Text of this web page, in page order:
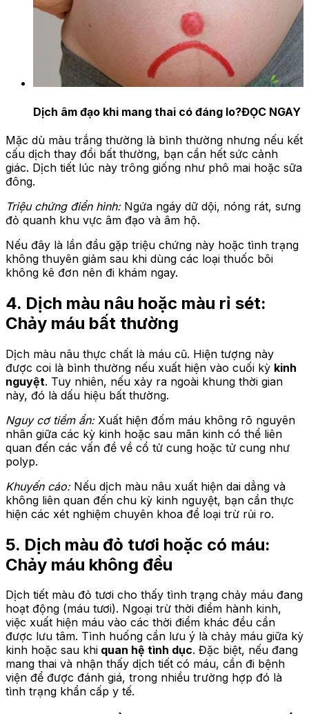
Dịch âm đạo khi mang thai có đáng lo?ĐỌC NGAY
Mặc dù màu trắng thường là bình thường nhưng nếu kết
cấu dịch thay đổi bất thường, bạn cần hết sức cảnh
giác. Dịch tiết lúc này trông giống như phô mai hoặc sữa
đông.
Triệu chứng điển hình:Ngứa ngáy dữ dội, nóng rát, sưng
đỏ quanh khu vực âm đạo và âm hộ.
Nếu đây là lần đầu gặp triệu chứng này hoặc tình trạng
không thuyên giảm sau khi dùng các loại thuốc bôi
không kê đơn nên đi khám ngay.
4. Dịch màu nâu hoặc màu rỉ sét:
Chảy máu bất thường
Dịch màu nâu thực chất là máu cũ. Hiện tượng này
được coi là bình thường nếu xuất hiện vào cuối kỳ kinh
nguyệt. Tuy nhiên, nếu xảy ra ngoài khung thời gian
này, đó là dấu hiệu bất thường.
Nguy cơ tiềm ẩn: Xuất hiện đốm máu không rõ nguyên
nhân giữa các kỳ kinh hoặc sau mãn kinh có thể liên
quan đến các vấn đề về cổ tử cung hoặc tử cung như
polyp.
Khuyến cáo: Nếu dịch màu nâu xuất hiện dai dẳng và
không liên quan đến chu kỳ kinh nguyệt, bạn cần thực
hiện các xét nghiệm chuyên khoa để loại trừ rủi ro.
5. Dịch màu đỏ tươi hoặc có máu:
Chảy máu không đều
Dịch tiết màu đỏ tươi cho thấy tình trạng chảy máu đang
hoạt động (máu tươi). Ngoại trừ thời điểm hành kinh,
việc xuất hiện máu vào các thời điểm khác đều cần
được lưu tâm. Tình huống cần lưu ý là chảy máu giữa kỳ
kinh hoặc sau khi quan hệ tình dục. Đặc biệt, nếu đang
mang thai và nhận thấy dịch tiết có máu, cần đi bệnh
viện để được đánh giá, trong nhiều trường hợp đó là
tình trạng khẩn cấp y tế.